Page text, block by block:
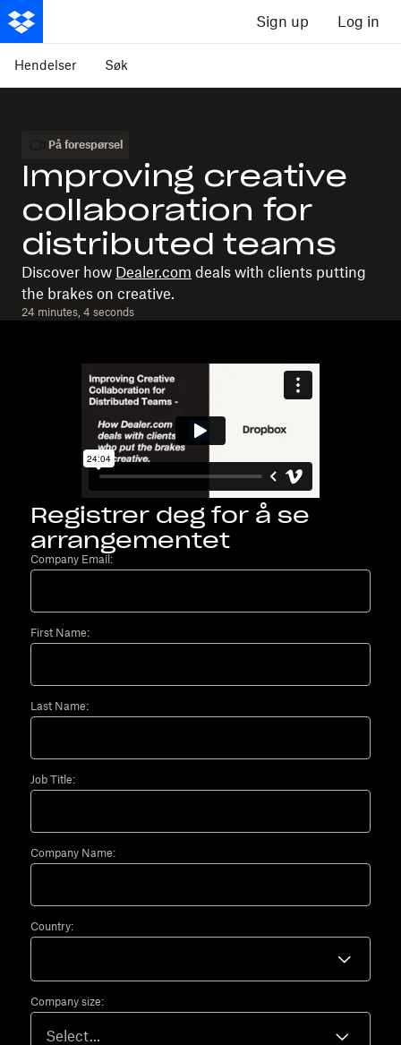
Sign up Log in
Hendelser Søk
På forespørsel
Improving creative
collaboration for
distributed teams
Discover how Dealer.com deals with clients putting
the brakes on creative.
24 minutes, 4 seconds
Registrer deg for å se
arrangementet
Company Email:
First Name:
Last Name:
Job Title:
Company Name:
Country:
Company size: